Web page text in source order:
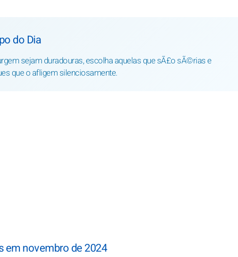
do Dia
sejam duradouras, escolha aquelas que sÃ£o sÃ©rias e
que o afligem silenciosamente.
em novembro de 2024